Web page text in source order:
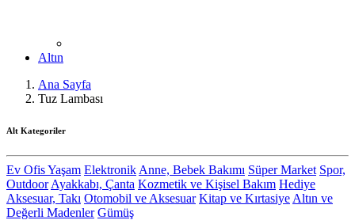
Altın
Ana Sayfa
Tuz Lambası
Alt Kategoriler
Ev Ofis Yaşam Elektronik Anne, Bebek Bakımı Süper Market Spor,
Outdoor Ayakkabı, Çanta Kozmetik ve Kişisel Bakım Hediye
Aksesuar, Takı Otomobil ve Aksesuar Kitap ve Kırtasiye Altın ve
Değerli Madenler Gümüş